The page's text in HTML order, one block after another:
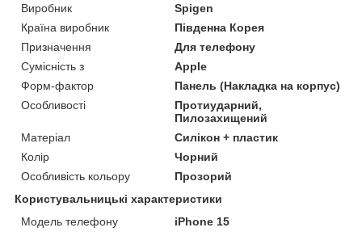
Виробник
Spigen
Країна виробник
Південна Корея
Призначення
Для телефону
Сумісність з
Apple
Форм-фактор
Панель (Накладка на корпус)
Особливості
Протиударний,
Пилозахищений
Матеріал
Силікон + пластик
Колір
Чорний
Особливість кольору
Прозорий
Користувальницькі характеристики
Модель телефону
iPhone 15